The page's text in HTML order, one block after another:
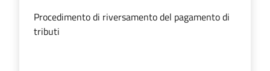
Procedimento di riversamento del pagamento di
tributi